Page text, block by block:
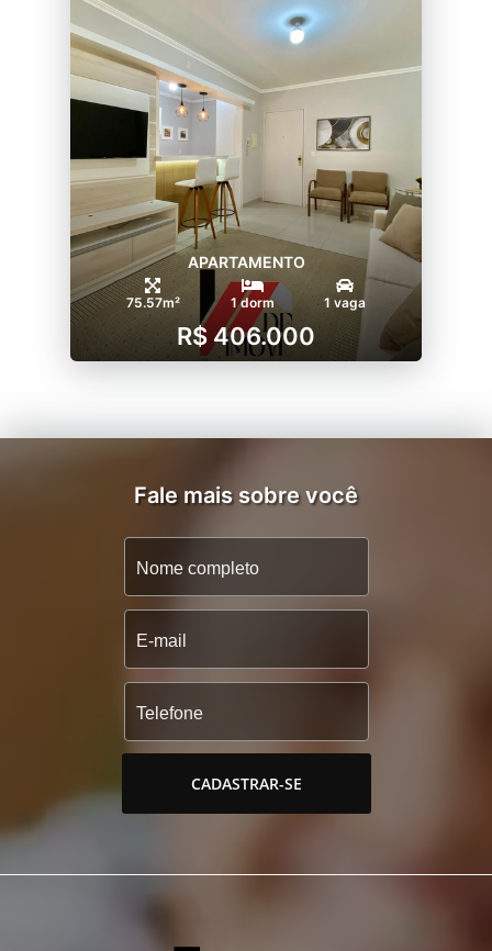
APARTAMENTO
75.57m² 1 dorm 1 vaga
R$ 406.000
Fale mais sobre você
CADASTRAR-SE